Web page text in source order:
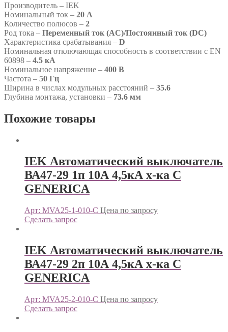
Производитель – IEK
Номинальный ток – 20 А
Количество полюсов – 2
Род тока – Переменный ток (AC)/Постоянный ток (DC)
Характеристика срабатывания – D
Номинальная отключающая способность в соответствии с EN
60898 – 4.5 кА
Номинальное напряжение – 400 В
Частота – 50 Гц
Ширина в числах модульных расстояний – 35.6
Глубина монтажа, установки – 73.6 мм
Похожие товары
IEK Автоматический выключатель
ВА47-29 1п 10А 4,5кА х-ка С
GENERICА
Арт: MVA25-1-010-C Цена по запросу
Сделать запрос
IEK Автоматический выключатель
ВА47-29 2п 10А 4,5кА х-ка С
GENERICА
Арт: MVA25-2-010-C Цена по запросу
Сделать запрос